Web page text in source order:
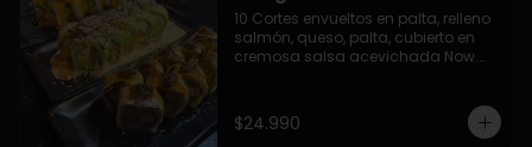
10 Cortes envueltos en palta, relleno
salmón, queso, palta, cubierto en
cremosa salsa acevichada Now.
palta, cubierto con topping de
chimichurri de la casa flambeado.
$24.990